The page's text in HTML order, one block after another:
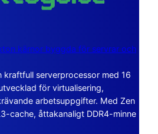
kärnor byggda för servrar och
kraftfull serverprocessor med 16
för virtualisering,
arbetsuppgifter. Med Zen
cache, åttakanaligt DDR4-minne